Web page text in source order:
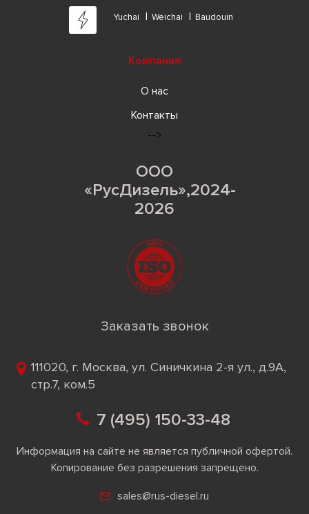
Yuchai Weichai Baudouin
Компания
О нас
Контакты
-->
ООО
«РусДизель»,2024-
2026
Заказать звонок
111020, г. Москва, ул. Синичкина 2-я ул., д.9А,
стр.7, ком.5
7 (495) 150-33-48
Информация на сайте не является публичной офертой.
Копирование без разрешения запрещено.
sales@rus-diesel.ru